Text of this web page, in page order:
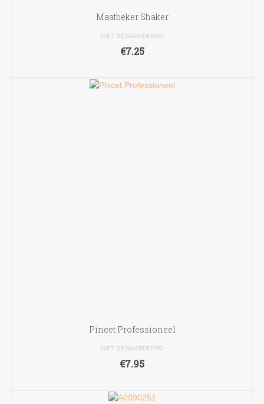
Maatbeker Shaker
NIET GEWAARDEERD
€7.25
Pincet Professioneel
NIET GEWAARDEERD
€7.95